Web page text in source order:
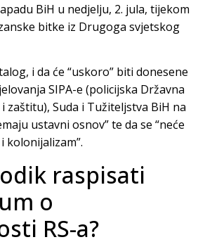
BiH u nedjelju, 2. jula, tijekom
bitke iz Drugoga svjetskog
i da će “uskoro” biti donesene
SIPA-e (policijska Državna
zaštitu), Suda i Tužiteljstva BiH na
ustavni osnov” te da se “neće
raspisati
o
RS-a?